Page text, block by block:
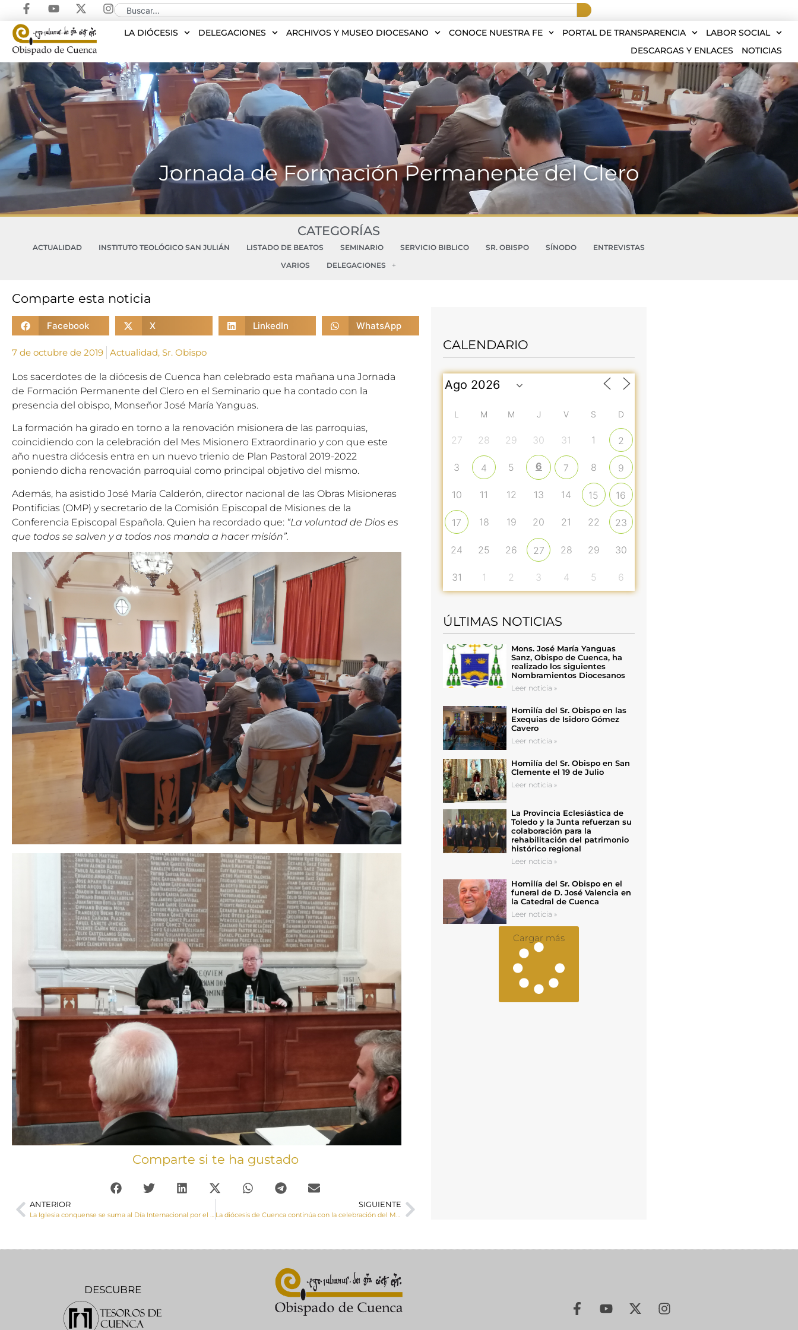
LA DIÓCESIS DELEGACIONES ARCHIVOS Y MUSEO DIOCESANO CONOCE NUESTRA FE PORTAL DE TRANSPARENCIA
LABOR SOCIAL
DESCARGAS Y ENLACES
NOTICIAS
Jornada de Formación Permanente del Clero
CATEGORÍAS
ACTUALIDAD INSTITUTO TEOLÓGICO SAN JULIÁN LISTADO DE BEATOS SEMINARIO SERVICIO BIBLICO SR. OBISPO SÍNODO
ENTREVISTAS
VARIOS
DELEGACIONES
Comparte esta noticia
Facebook X LinkedIn WhatsApp
7 de octubre de 2019 Actualidad, Sr. Obispo
Los sacerdotes de la diócesis de Cuenca han celebrado esta mañana una Jornada
de Formación Permanente del Clero en el Seminario que ha contado con la
presencia del obispo, Monseñor José María Yanguas.
La formación ha girado en torno a la renovación misionera de las parroquias,
coincidiendo con la celebración del Mes Misionero Extraordinario y con que este
año nuestra diócesis entra en un nuevo trienio de Plan Pastoral 2019-2022
poniendo dicha renovación parroquial como principal objetivo del mismo.
Además, ha asistido José María Calderón, director nacional de las Obras Misioneras
Pontificias (OMP) y secretario de la Comisión Episcopal de Misiones de la
Conferencia Episcopal Española. Quien ha recordado que: “La voluntad de Dios es
que todos se salven y a todos nos manda a hacer misión”.
Comparte si te ha gustado
ANTERIOR
La Iglesia conquense se suma al Día Internacional por el Trabajo Decente
SIGUIENTE
La diócesis de Cuenca continúa con la celebración del Mes Misionero Extraordinario
CALENDARIO
L M M J V S D
27 28 29 30 31 1 2
3 4 5 6 7 8 9
10 11 12 13 14 15 16
17 18 19 20 21 22 23
24 25 26 27 28 29 30
31 1 2 3 4 5 6
ÚLTIMAS NOTICIAS
Mons. José María Yanguas
Sanz, Obispo de Cuenca, ha
realizado los siguientes
Nombramientos Diocesanos
Leer noticia »
Homilía del Sr. Obispo en las
Exequias de Isidoro Gómez
Cavero
Leer noticia »
Homilía del Sr. Obispo en San
Clemente el 19 de Julio
Leer noticia »
La Provincia Eclesiástica de
Toledo y la Junta refuerzan su
colaboración para la
rehabilitación del patrimonio
histórico regional
Leer noticia »
Homilía del Sr. Obispo en el
funeral de D. José Valencia en
la Catedral de Cuenca
Leer noticia »
Cargar más
DESCUBRE